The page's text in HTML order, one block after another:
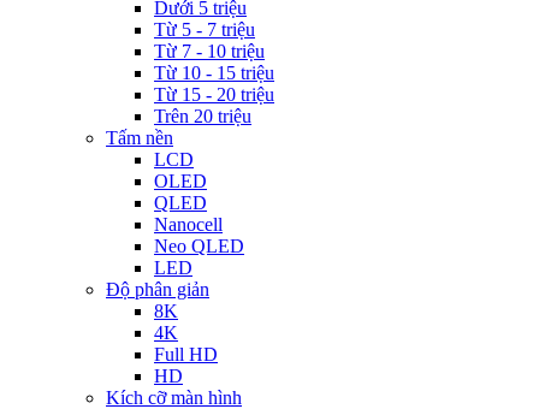
Dưới 5 triệu
Từ 5 - 7 triệu
Từ 7 - 10 triệu
Từ 10 - 15 triệu
Từ 15 - 20 triệu
Trên 20 triệu
Tấm nền
LCD
OLED
QLED
Nanocell
Neo QLED
LED
Độ phân giản
8K
4K
Full HD
HD
Kích cỡ màn hình